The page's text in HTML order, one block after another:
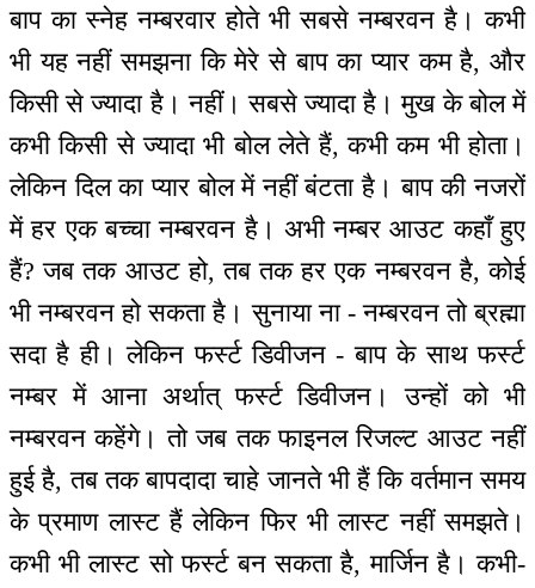
बाप का स्नेह नम्बरवार होते भी सबसे नम्बरवन है। कभी
भी यह नहीं समझना कि मेरे से बाप का प्यार कम है, और
किसी से ज्यादा है। नहीं। सबसे ज्यादा है। मुख के बोल में
कभी किसी से ज्यादा भी बोल लेते हैं, कभी कम भी होता।
लेकिन दिल का प्यार बोल में नहीं बंटता है। बाप की नजरों
में हर एक बच्चा नम्बरवन है। अभी नम्बर आउट कहाँ हुए
हैं? जब तक आउट हो, तब तक हर एक नम्बरवन है, कोई
भी नम्बरवन हो सकता है। सुनाया ना - नम्बरवन तो ब्रह्मा
सदा है ही। लेकिन फर्स्ट डिवीजन - बाप के साथ फर्स्ट
नम्बर में आना अर्थात् फर्स्ट डिवीजन। उन्हों को भी
नम्बरवन कहेंगे। तो जब तक फाइनल रिजल्ट आउट नहीं
हुई है, तब तक बापदादा चाहे जानते भी हैं कि वर्तमान समय
के प्रमाण लास्ट हैं लेकिन फिर भी लास्ट नहीं समझते।
कभी भी लास्ट सो फर्स्ट बन सकता है, मार्जिन है। कभी-